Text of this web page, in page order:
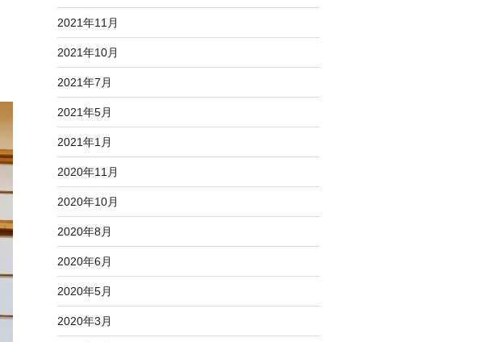
2021年11月
2021年10月
2021年7月
2021年5月
2021年1月
2020年11月
2020年10月
2020年8月
2020年6月
2020年5月
2020年3月